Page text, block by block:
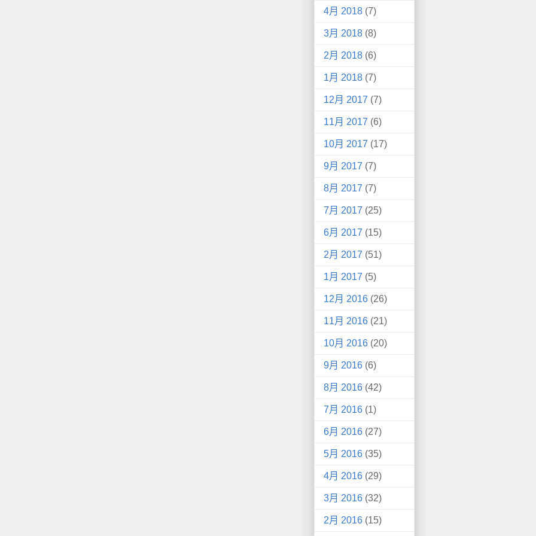
4月 2018 (7)
3月 2018 (8)
2月 2018 (6)
1月 2018 (7)
12月 2017 (7)
11月 2017 (6)
10月 2017 (17)
9月 2017 (7)
8月 2017 (7)
7月 2017 (25)
6月 2017 (15)
2月 2017 (51)
1月 2017 (5)
12月 2016 (26)
11月 2016 (21)
10月 2016 (20)
9月 2016 (6)
8月 2016 (42)
7月 2016 (1)
6月 2016 (27)
5月 2016 (35)
4月 2016 (29)
3月 2016 (32)
2月 2016 (15)